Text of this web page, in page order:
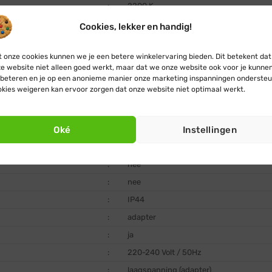
Cookies, lekker en handig!
onze cookies kunnen we je een betere winkelervaring bieden. Dit betekent dat
website niet alleen goed werkt, maar dat we onze website ook voor je
en je op een anonieme manier onze marketing inspanningen
weigeren kan ervoor zorgen dat onze website niet optimaal werkt.
Oké Instellingen
:
2200 K
:
7,5 cm
:
nee
:
+ 20.000 uur
:
zwart
ja, dimmerfunctie ingebouwd
ja, timerfunctie ingebouwd (8 uur aan /
:
nee
:
nee
:
IP44
:
adapter
:
ja
:
220-240 Volt / 50Hz
:
laagspanning (adapter)